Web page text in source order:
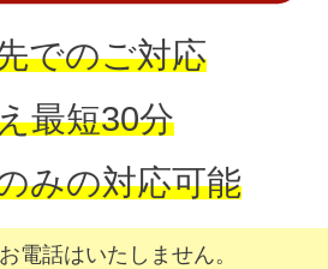
でのご対応
最短30分
みの対応可能
電話はいたしません。